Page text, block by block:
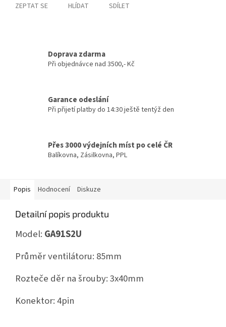
ZEPTAT SE HLÍDAT SDÍLET
Doprava zdarma
Při objednávce nad 3500,- Kč
Garance odeslání
Při přijetí platby do 14:30 ještě tentýž den
Přes 3000 výdejních míst po celé ČR
Balíkovna, Zásilkovna, PPL
Popis Hodnocení Diskuze
Detailní popis produktu
Model: GA91S2U
Průměr ventilátoru: 85mm
Rozteče děr na šrouby: 3x40mm
Konektor: 4pin